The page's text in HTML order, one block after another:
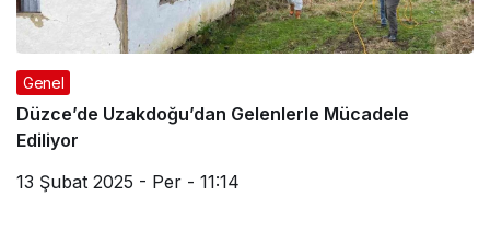
Genel
Düzce’de Uzakdoğu’dan Gelenlerle Mücadele
Ediliyor
13 Şubat 2025 - Per - 11:14